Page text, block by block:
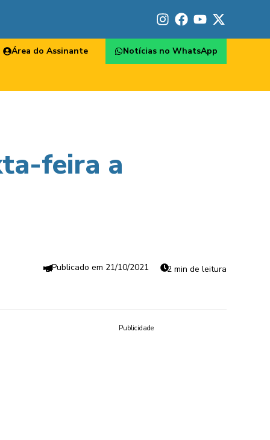
Área do Assinante Notícias no WhatsApp
feira a
21/10/2021 2 min de leitura
Publicidade